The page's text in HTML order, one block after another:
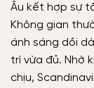
Âu kết hợp sự
Không gian
ánh sáng dồi
trí vừa đủ. Nhờ
chịu,